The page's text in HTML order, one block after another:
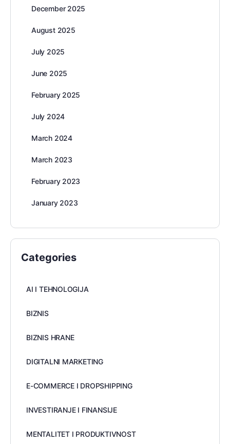
December 2025
August 2025
July 2025
June 2025
February 2025
July 2024
March 2024
March 2023
February 2023
January 2023
Categories
AI I TEHNOLOGIJA
BIZNIS
BIZNIS HRANE
DIGITALNI MARKETING
E-COMMERCE I DROPSHIPPING
INVESTIRANJE I FINANSIJE
MENTALITET I PRODUKTIVNOST